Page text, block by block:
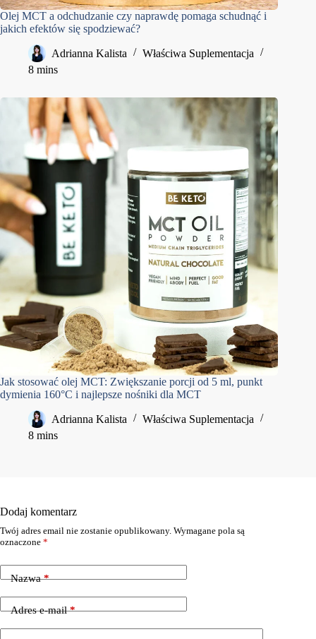
Olej MCT a odchudzanie czy naprawdę pomaga schudnąć i
jakich efektów się spodziewać?
Adrianna Kalista
Właściwa Suplementacja
8 mins
Jak stosować olej MCT: Zwiększanie porcji od 5 ml, punkt
dymienia 160°C i najlepsze nośniki dla MCT
Adrianna Kalista
Właściwa Suplementacja
8 mins
Dodaj komentarz
Twój adres email nie zostanie opublikowany. Wymagane pola są
oznaczone *
Nazwa*
Adres e-mail*